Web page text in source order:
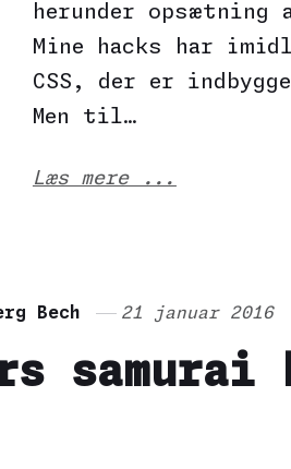
herunder
Mine hacks har
CSS, der er
Men til…
Læs mere ...
Bech 21 januar 2016